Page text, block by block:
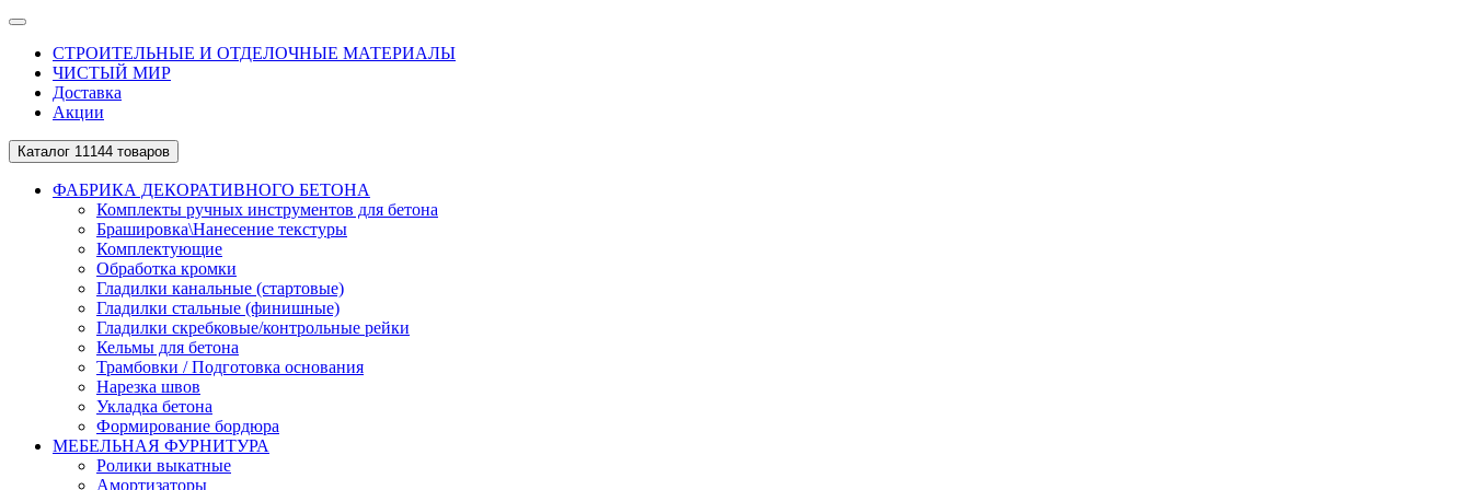
СТРОИТЕЛЬНЫЕ И ОТДЕЛОЧНЫЕ МАТЕРИАЛЫ
ЧИСТЫЙ МИР
Доставка
Акции
Каталог 11144 товаров
ФАБРИКА ДЕКОРАТИВНОГО БЕТОНА
Комплекты ручных инструментов для бетона
Брашировка\Нанесение текстуры
Комплектующие
Обработка кромки
Гладилки канальные (стартовые)
Гладилки стальные (финишные)
Гладилки скребковые/контрольные рейки
Кельмы для бетона
Трамбовки / Подготовка основания
Нарезка швов
Укладка бетона
Формирование бордюра
МЕБЕЛЬНАЯ ФУРНИТУРА
Ролики выкатные
Амортизаторы